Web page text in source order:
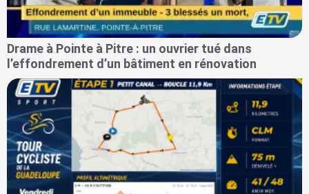
Drame à Pointe à Pitre : un ouvrier tué dans
l’effondrement d’un bâtiment en rénovation